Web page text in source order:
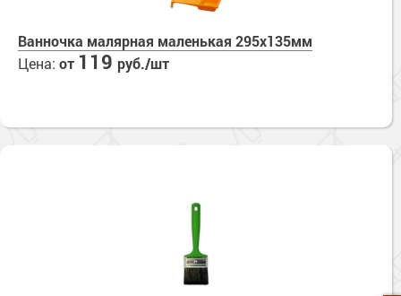
Ванночка малярная маленькая 295х135мм
Цена: от 119 руб./шт